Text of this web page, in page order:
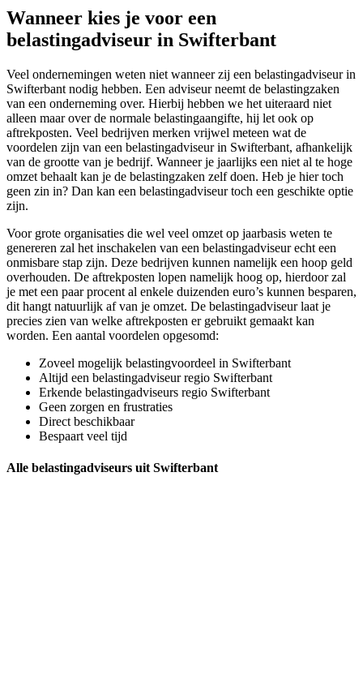
Wanneer kies je voor een
belastingadviseur in Swifterbant
Veel ondernemingen weten niet wanneer zij een belastingadviseur in
Swifterbant nodig hebben. Een adviseur neemt de belastingzaken
van een onderneming over. Hierbij hebben we het uiteraard niet
alleen maar over de normale belastingaangifte, hij let ook op
aftrekposten. Veel bedrijven merken vrijwel meteen wat de
voordelen zijn van een belastingadviseur in Swifterbant, afhankelijk
van de grootte van je bedrijf. Wanneer je jaarlijks een niet al te hoge
omzet behaalt kan je de belastingzaken zelf doen. Heb je hier toch
geen zin in? Dan kan een belastingadviseur toch een geschikte optie
zijn.
Voor grote organisaties die wel veel omzet op jaarbasis weten te
genereren zal het inschakelen van een belastingadviseur echt een
onmisbare stap zijn. Deze bedrijven kunnen namelijk een hoop geld
overhouden. De aftrekposten lopen namelijk hoog op, hierdoor zal
je met een paar procent al enkele duizenden euro’s kunnen besparen,
dit hangt natuurlijk af van je omzet. De belastingadviseur laat je
precies zien van welke aftrekposten er gebruikt gemaakt kan
worden. Een aantal voordelen opgesomd:
Zoveel mogelijk belastingvoordeel in Swifterbant
Altijd een belastingadviseur regio Swifterbant
Erkende belastingadviseurs regio Swifterbant
Geen zorgen en frustraties
Direct beschikbaar
Bespaart veel tijd
Alle belastingadviseurs uit Swifterbant